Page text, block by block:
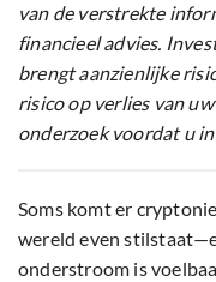
van de verstrekte
financieel advies.
brengt aanzienlijke
risico op verlies van
onderzoek voordat u
Soms komt er
wereld even
onderstroom is